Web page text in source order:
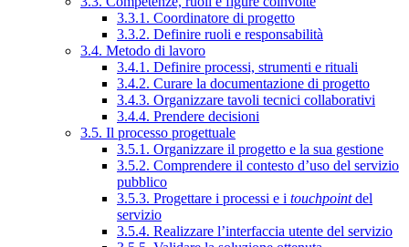
3.3.1. Coordinatore di progetto
3.3.2. Definire ruoli e responsabilità
3.4. Metodo di lavoro
3.4.1. Definire processi, strumenti e rituali
3.4.2. Curare la documentazione di progetto
3.4.3. Organizzare tavoli tecnici collaborativi
3.4.4. Prendere decisioni
3.5. Il processo progettuale
3.5.1. Organizzare il progetto e la sua gestione
3.5.2. Comprendere il contesto d’uso del servizio
pubblico
3.5.3. Progettare i processi e i touchpointdel
servizio
3.5.4. Realizzare l’interfaccia utente del servizio